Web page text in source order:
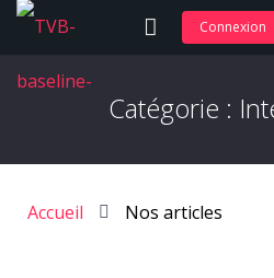
Adhérer et s’abonner
Connexion
Catégorie :
Accueil Nos articles